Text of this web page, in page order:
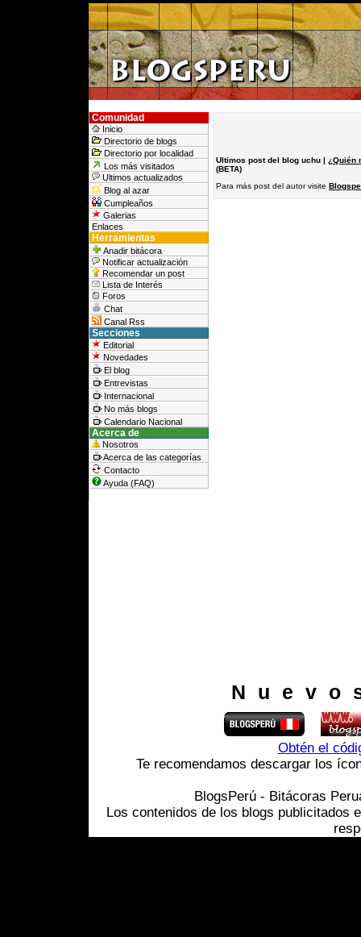
Comunidad
Inicio
Directorio de blogs
Directorio por localidad
Los más visitados
Ultimos actualizados
Blog al azar
Cumpleaños
Galerias
Enlaces
Herramientas
Anadir bitácora
Notificar actualización
Recomendar un post
Lista de Interés
Foros
Chat
Canal Rss
Secciones
Editorial
Novedades
El blog
Entrevistas
Internacional
No más blogs
Calendario Nacional
Acerca de
Nosotros
Acerca de las categorías
Contacto
Ayuda (FAQ)
Ultimos post del blog uchu | ¿Quién
(BETA)
Para más post del autor visite
Obtén el
Te recomendamos descargar los
BlogsPerú - Bitácoras
Los contenidos de los blogs publicitados